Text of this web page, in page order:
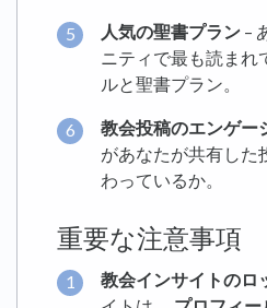
人気の聖書プラン –
ニティで最も読まれ
ルと聖書プラン。
教会投稿のエンゲー
があなたが共有した
わっているか。
重要な注意事項
教会インサイトのロ